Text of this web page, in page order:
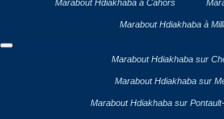
Marabout Hdiakhaba à Cahors
Marabout Hdiakhaba à
Marabout Hdiakhaba sur
Marabout Hdiakhaba sur
Marabout Hdiakhaba sur